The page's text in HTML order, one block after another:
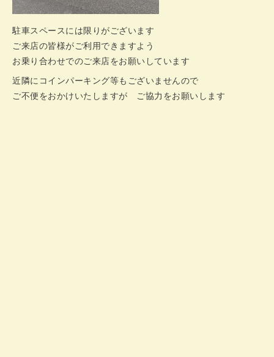
駐車スペースには限りがございます
ご来店の皆様がご利用できますよう
お乗り合わせでのご来店をお願いしています
近隣にコインパーキング等もございませんので
ご不便をおかけいたしますが ご協力をお願いします